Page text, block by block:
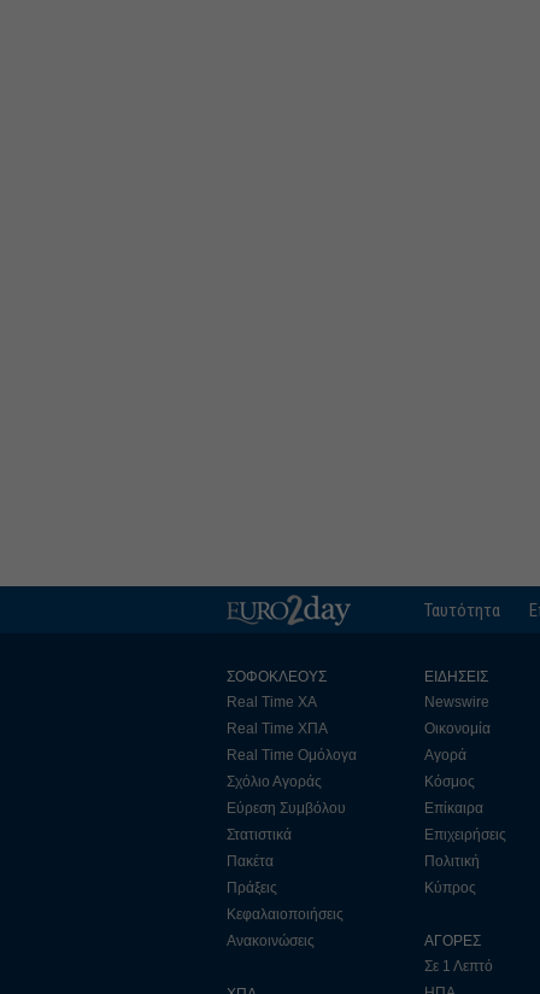
Ταυτότητα
ΣΟΦΟΚΛΕΟΥΣ
Real Time ΧΑ
Real Time ΧΠΑ
Real Time Ομόλογα
Σχόλιο Αγοράς
Εύρεση Συμβόλου
Στατιστικά
Πακέτα
Πράξεις
Κεφαλαιοποιήσεις
Ανακοινώσεις
ΕΙΔΗΣΕΙΣ
Newswire
Οικονομία
Αγορά
Κόσμος
Επίκαιρα
Επιχειρήσεις
Πολιτική
Κύπρος
ΑΓΟΡΕΣ
Σε 1 Λεπτό